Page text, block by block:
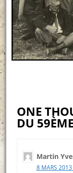
ONE
DU
Martin
8 MARS